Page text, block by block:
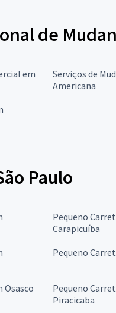
de
em
Serviços de
Americana
Paulo
Pequeno
Carapicuíba
Pequeno
Osasco
Pequeno
Piracicaba